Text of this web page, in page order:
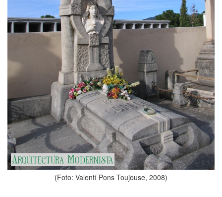
(Foto: Valentí Pons Toujouse, 2008)